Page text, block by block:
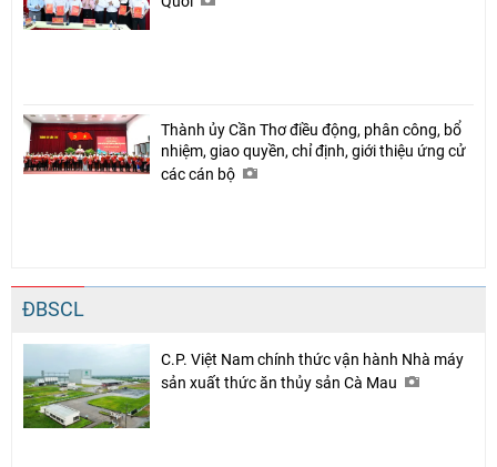
Thành ủy Cần Thơ điều động, phân công, bổ
nhiệm, giao quyền, chỉ định, giới thiệu ứng cử
các cán bộ
ĐBSCL
C.P. Việt Nam chính thức vận hành Nhà máy
sản xuất thức ăn thủy sản Cà Mau